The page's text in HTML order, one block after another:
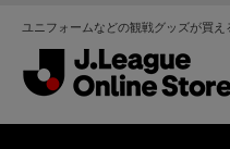
ユニフォームなどの観戦グッズが買